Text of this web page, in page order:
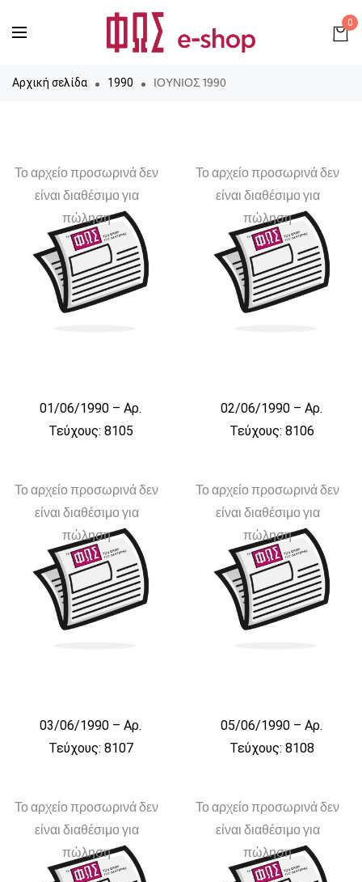
0
Αρχική σελίδα 1990 ΙΟΥΝΙΟΣ 1990
Το αρχείο προσωρινά δεν
είναι διαθέσιμο για
πώληση
01/06/1990 – Αρ.
Τεύχους: 8105
Το αρχείο προσωρινά δεν
είναι διαθέσιμο για
πώληση
02/06/1990 – Αρ.
Τεύχους: 8106
Το αρχείο προσωρινά δεν
είναι διαθέσιμο για
πώληση
03/06/1990 – Αρ.
Τεύχους: 8107
Το αρχείο προσωρινά δεν
είναι διαθέσιμο για
πώληση
05/06/1990 – Αρ.
Τεύχους: 8108
Το αρχείο προσωρινά δεν
είναι διαθέσιμο για
πώληση
Το αρχείο προσωρινά δεν
είναι διαθέσιμο για
πώληση